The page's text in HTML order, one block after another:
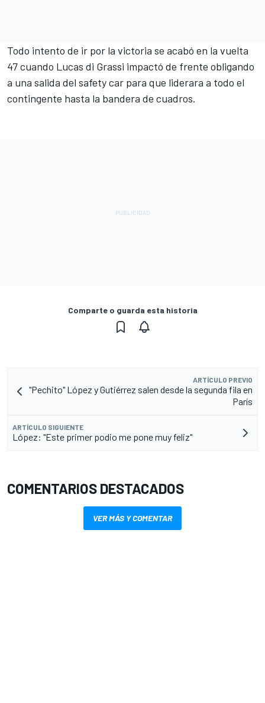
Todo intento de ir por la victoria se acabó en la vuelta
47 cuando Lucas di Grassi impactó de frente obligando
a una salida del safety car para que liderara a todo el
contingente hasta la bandera de cuadros.
Comparte o guarda esta historia
ARTÍCULO PREVIO
"Pechito" López y Gutiérrez salen desde la segunda fila en
París
ARTÍCULO SIGUIENTE
López: "Este primer podio me pone muy feliz"
COMENTARIOS DESTACADOS
VER MÁS Y COMENTAR